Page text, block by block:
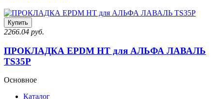
Купить
2266.04 руб.
ПРОКЛАДКА EPDM HT для АЛЬФА ЛАВАЛЬ
TS35P
Основное
Каталог